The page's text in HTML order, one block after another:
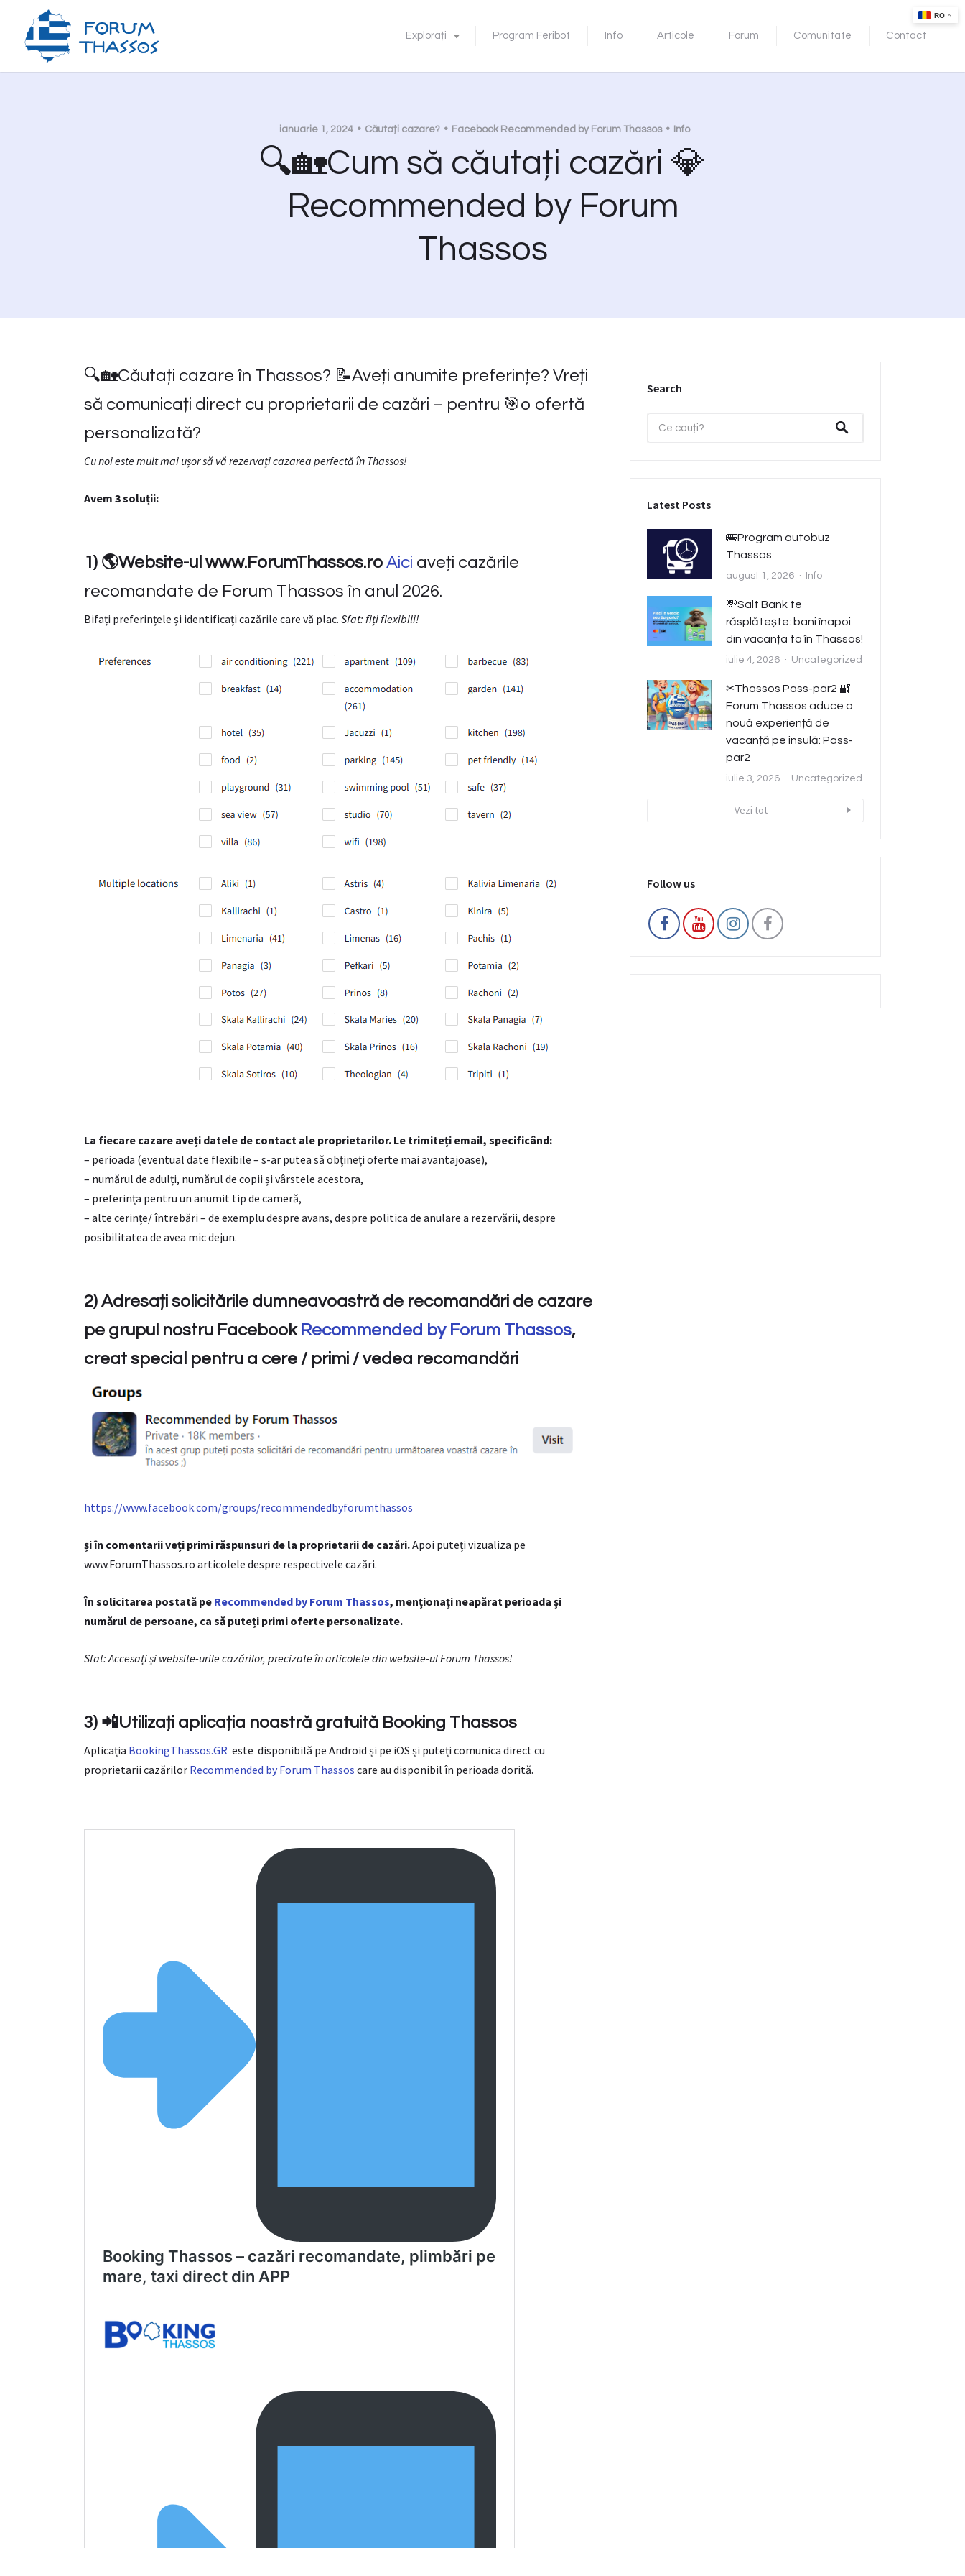
Explorați Program Feribot Info Articole Forum Comunitate Contact
ianuarie 1, 2024 Căutați cazare? Facebook Recommended by Forum Thassos Info
🔍🏡Cum să căutați cazări 💎
Recommended by Forum
Thassos
🔍🏡Căutați cazare în Thassos? 📝Aveți anumite preferințe? Vreți
să comunicați direct cu proprietarii de cazări – pentru 🎯o ofertă
personalizată?
Cu noi este mult mai ușor să vă rezervați cazarea perfectă în Thassos!
Avem 3 soluții:
1) 🌎Website-ul www.ForumThassos.ro Aici aveți cazările
recomandate de Forum Thassos în anul 2026.
Bifați preferințele și identificați cazările care vă plac. Sfat: fiți flexibili!
La fiecare cazare aveți datele de contact ale proprietarilor. Le trimiteți email, specificând:
– perioada (eventual date flexibile – s-ar putea să obțineți oferte mai avantajoase),
– numărul de adulți, numărul de copii și vârstele acestora,
– preferința pentru un anumit tip de cameră,
– alte cerințe/ întrebări – de exemplu despre avans, despre politica de anulare a rezervării, despre
posibilitatea de avea mic dejun.
2) Adresați solicitările dumneavoastră de recomandări de cazare
pe grupul nostru Facebook Recommended by Forum Thassos,
creat special pentru a cere / primi / vedea recomandări
https://www.facebook.com/groups/recommendedbyforumthassos
și în comentarii veți primi răspunsuri de la proprietarii de cazări.Apoi puteți vizualiza pe
www.ForumThassos.ro articolele despre respectivele cazări.
În solicitarea postată pe Recommended by Forum Thassos, menționați neapărat perioada și
numărul de persoane, ca să puteți primi oferte personalizate.
Sfat: Accesați și website-urile cazărilor, precizate în articolele din website-ul Forum Thassos!
3) 📲Utilizați aplicația noastră gratuită Booking Thassos
Aplicația BookingThassos.GR este disponibilă pe Android și pe iOS și puteți comunica direct cu
proprietarii cazărilor Recommended by Forum Thassos care au disponibil în perioada dorită.
Search
Latest Posts
🚌Program autobuz
Thassos
august 1, 2026 Info
💸Salt Bank te
răsplătește: bani înapoi
din vacanța ta în Thassos!
iulie 4, 2026 Uncategorized
✂️Thassos Pass-par2 🔐
Forum Thassos aduce o
nouă experiență de
vacanță pe insulă: Pass-
par2
iulie 3, 2026 Uncategorized
Vezi tot
Follow us